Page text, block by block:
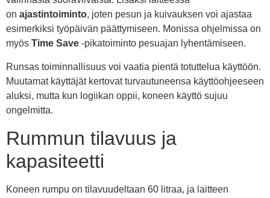
on ajastintoiminto, joten pesun ja kuivauksen voi ajastaa
esimerkiksi työpäivän päättymiseen. Monissa ohjelmissa on
myös Time Save -pikatoiminto pesuajan lyhentämiseen.
Runsas toiminnallisuus voi vaatia pientä totuttelua käyttöön.
Muutamat käyttäjät kertovat turvautuneensa käyttöohjeeseen
aluksi, mutta kun logiikan oppii, koneen käyttö sujuu
ongelmitta.
Rummun tilavuus ja
kapasiteetti
Koneen rumpu on tilavuudeltaan 60 litraa, ja laitteen